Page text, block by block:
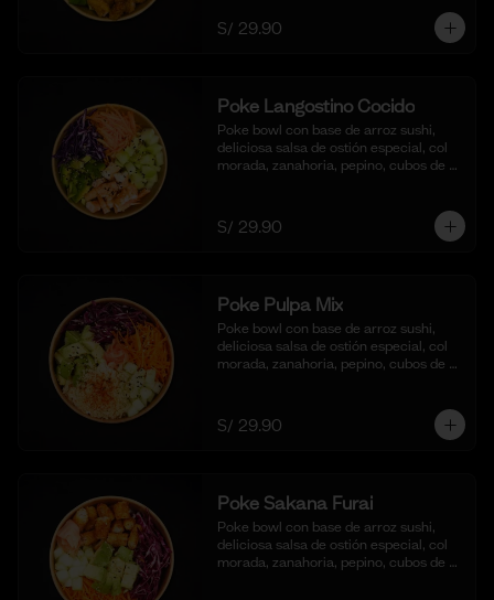
S/ 29.90
Poke Langostino Cocido
Poke bowl con base de arroz sushi,
deliciosa salsa de ostión especial, col
morada, zanahoria, pepino, cubos de
S/ 29.90
Poke Pulpa Mix
Poke bowl con base de arroz sushi,
deliciosa salsa de ostión especial, col
morada, zanahoria, pepino, cubos de
S/ 29.90
Poke Sakana Furai
Poke bowl con base de arroz sushi,
deliciosa salsa de ostión especial, col
morada, zanahoria, pepino, cubos de